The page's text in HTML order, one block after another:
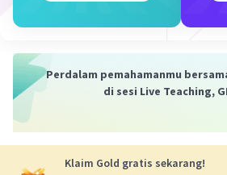
Perdalam pemahamanmu
di sesi Live Teaching,
Klaim Gold gratis sekarang!